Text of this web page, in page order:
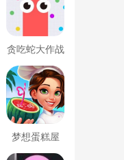
内置菜单版
贪吃蛇大作战
破解版
梦想蛋糕屋